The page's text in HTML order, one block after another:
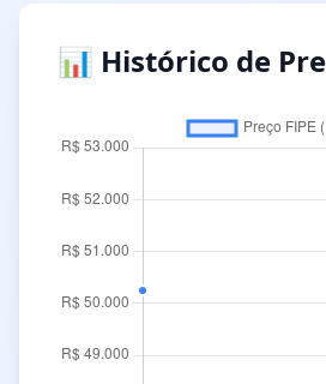
📊 Histórico de